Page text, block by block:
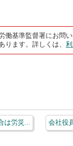
基準監督署にお問い
ります。詳しくは、
は労災... 会社役